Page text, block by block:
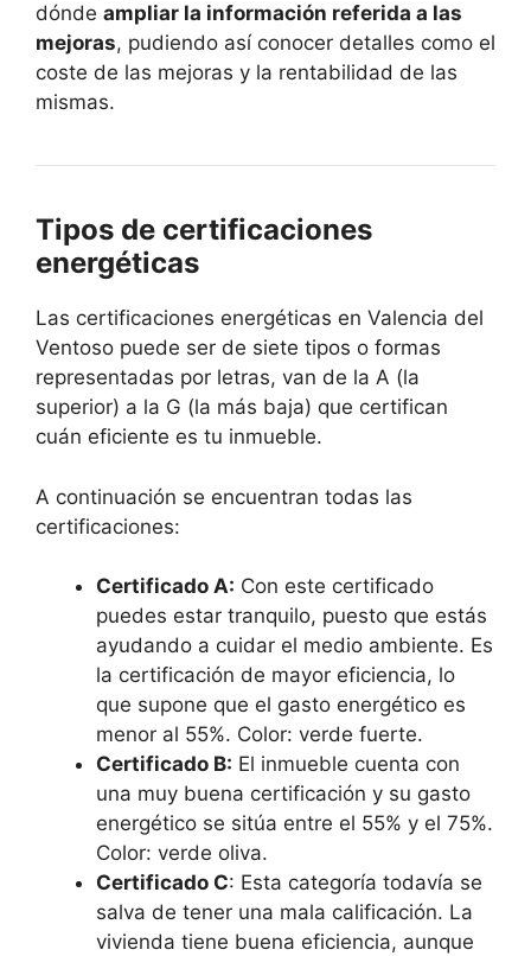
dónde ampliar la información referida a las
mejoras, pudiendo así conocer detalles como el
coste de las mejoras y la rentabilidad de las
mismas.
Tipos de certificaciones
energéticas
Las certificaciones energéticas en Valencia del
Ventoso puede ser de siete tipos o formas
representadas por letras, van de la A (la
superior) a la G (la más baja) que certifican
cuán eficiente es tu inmueble.
A continuación se encuentran todas las
certificaciones:
Certificado A: Con este certificado
puedes estar tranquilo, puesto que estás
ayudando a cuidar el medio ambiente. Es
la certificación de mayor eficiencia, lo
que supone que el gasto energético es
menor al 55%. Color: verde fuerte.
Certificado B: El inmueble cuenta con
una muy buena certificación y su gasto
energético se sitúa entre el 55% y el 75%.
Color: verde oliva.
Certificado C: Esta categoría todavía se
salva de tener una mala calificación. La
vivienda tiene buena eficiencia, aunque